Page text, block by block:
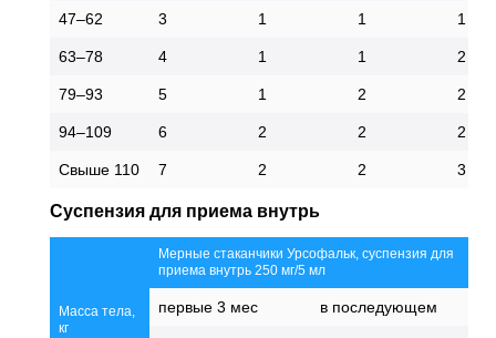
47–62 3 1 1 1
63–78 4 1 1 2
79–93 5 1 2 2
94–109 6 2 2 2
Свыше 110 7 2 2 3
Суспензия для приема внутрь
Масса тела,
кг
Мерные стаканчики Урсофальк, суспензия для
приема внутрь 250 мг/5 мл
первые 3 мес в последующем